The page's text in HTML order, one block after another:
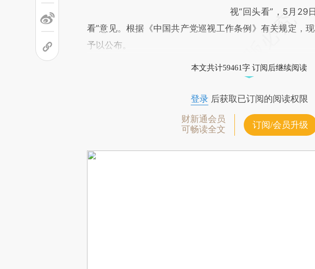
视“回头看”，5月29
看”意见。根据《中国共产党巡视工作条例》有关规定，
予以公布。
本文共计59461字 订阅后继续阅读
登录后获取已订阅的阅读权限
财新通会员
可畅读全文
订阅/会员升级